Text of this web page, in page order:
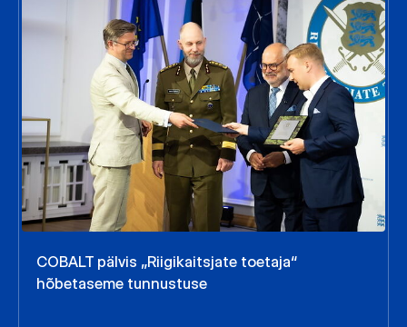
COBALT pälvis „Riigikaitsjate toetaja“
hõbetaseme tunnustuse